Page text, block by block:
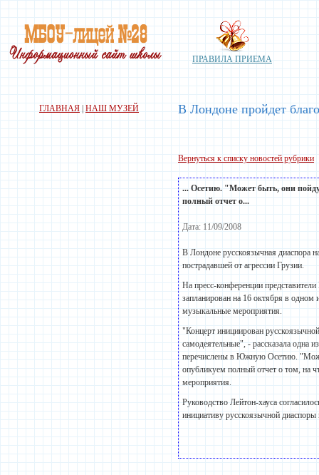
ПРАВИЛА ПРИЕМА
ГЛАВНАЯ НАШ МУЗЕЙ В Лондоне пройдет
Вернуться к списку новостей рубрики
... Осетию. "Может быть, они
полный отчет о...
Дата: 11/09/2008
В Лондоне русскоязычная диаспора
пострадавшей от агрессии Грузии.
На пресс-конференции
запланирован на 16 октября в одном
музыкальные мероприятия.
"Концерт инициирован
самодеятельные", - рассказала одна
перечислены в Южную Осетию.
опубликуем полный отчет о том, на
мероприятия.
Руководство Лейтон-хауса
инициативу русскоязычной